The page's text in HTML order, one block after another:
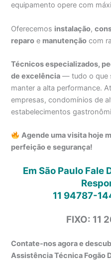
equipamento opere com
Oferecemos instalação,
reparo e manutenção com
Técnicos especializados,
de excelência — tudo o que
manter a alta performance.
empresas, condomínios de
estabelecimentos
Agende uma visita hoje
perfeição e segurança!
Em São Paulo Fale
11 94787-
FIXO: 11
Contate-nos agora e
Assistência Técnica Fogão